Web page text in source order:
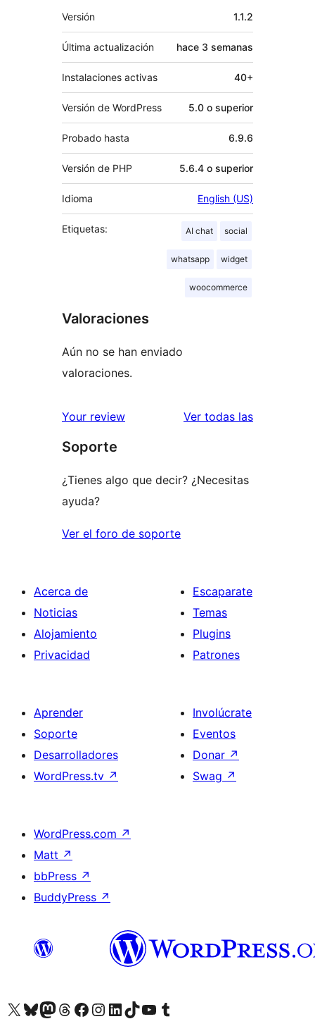
Meta
Versión 1.1.2
Última actualización hace 3 semanas
Instalaciones activas 40+
Versión de WordPress 5.0 o superior
Probado hasta 6.9.6
Versión de PHP 5.6.4 o superior
Idioma English (US)
Etiquetas: AI chat social
whatsapp widget
woocommerce
Valoraciones
Aún no se han enviado
valoraciones.
Your review Ver todas las
Soporte
¿Tienes algo que decir? ¿Necesitas
ayuda?
Ver el foro de soporte
Acerca de
Noticias
Alojamiento
Privacidad
Escaparate
Temas
Plugins
Patrones
Aprender
Soporte
Desarrolladores
WordPress.tv ↗
Involúcrate
Eventos
Donar ↗
Swag ↗
WordPress.com ↗
Matt ↗
bbPress ↗
BuddyPress ↗
Visita nuestra cuenta de X (anteriormente Twitter)
Visita nuestra cuenta de Bluesky
Visita nuestra cuenta de Mastodon
Visita nuestra cuenta de Threads
Visita nuestra página de Facebook
Visita nuestra cuenta de Instagram
Visita nuestra cuenta de LinkedIn
Visita nuestra cuenta de TikTok
Visita nuestro canal de YouTube
Visita nuestra cuenta de Tumblr